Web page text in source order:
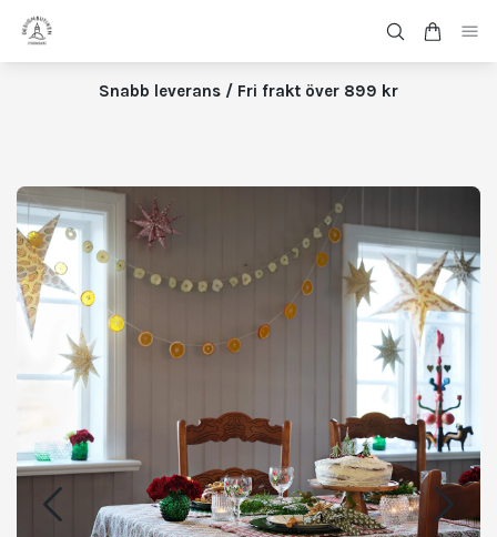
Snabb leverans / Fri frakt över 899 kr